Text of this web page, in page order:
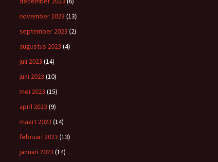
november 2023 (13)
september 2023 (2)
augustus 2023 (4)
juli 2023 (14)
juni 2023 (10)
mei 2023 (15)
april 2023 (9)
maart 2023 (14)
februari 2023 (13)
januari 2023 (14)